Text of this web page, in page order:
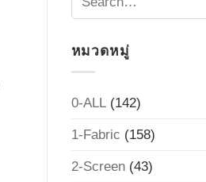
หมวดหมู่
0-ALL(142)
1-Fabric (158)
2-Screen(43)